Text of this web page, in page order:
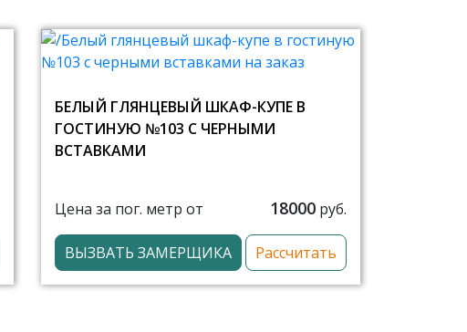
БЕЛЫЙ ГЛЯНЦЕВЫЙ ШКАФ-КУПЕ В
ГОСТИНУЮ №103 С ЧЕРНЫМИ
ВСТАВКАМИ
Цена за пог. метр от 18000 руб.
ВЫЗВАТЬ ЗАМЕРЩИКА Рассчитать